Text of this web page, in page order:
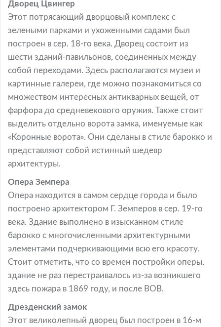
Дворец Цвингер
Этот потрясающий дворцовый комплекс с
зелеными парками и ухоженными садами был
построен в сер. 18-го века. Дворец состоит из
шести зданий-павильонов, соединенных между
собой переходами. Здесь располагаются музеи и
картинные галереи, где можно познакомиться со
множеством интересных антикварных вещей, от
фарфора до средневекового оружия. Также стоит
выделить отдельно ворота замка, именуемые как
«Коронные ворота». Они сделаны в стиле барокко и
представляют собой истинный шедевр
архитектуры.
Опера Земпера
Опера находится в самом сердце города и было
построено архитектором Г. Земперов в сер. 19-го
века. Здание выполнено в изысканном стиле
барокко с многочисленными архитектурными
элементами подчеркивающими всю его красоту.
Стоит отметить, что со времен постройки оперы,
здание не раз перестраивалось из-за возникшего
здесь пожара в 1869 году, и после ВОВ.
Дрезденский замок
Этот великолепный дворец был построен в 16-м